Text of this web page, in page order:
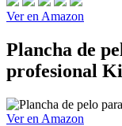
Ver en Amazon
Plancha de
profesional
Ver en Amazon